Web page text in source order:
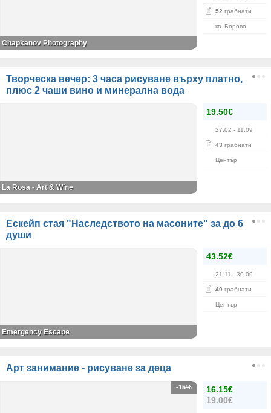
52 грабнати
кв. Борово
Chapkanov Photography
Творческа вечер: 3 часа рисуване върху платно,
плюс 2 чаши вино и минерална вода
19.50€
27.02 - 11.09
43 грабнати
Център
La Rosa - Art & Wine
Ескейп стая "Наследството на масоните" за до 6
души
43.52€
21.11 - 30.09
40 грабнати
Център
Emergency Escape
Арт занимание - рисуване за деца
16.15€
19.00€
-15%